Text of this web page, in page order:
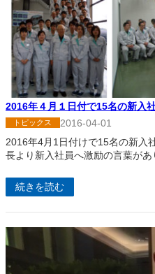
2016年４月１日付で15名の新入
トピックス
2016-04-01
2016年4月1日付けで15名の新入
長より新入社員へ激励の言葉が
続きを読む